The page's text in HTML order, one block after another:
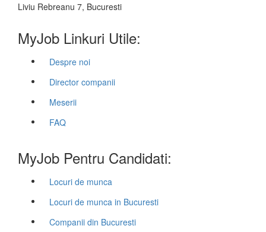
Liviu Rebreanu 7, Bucuresti
MyJob Linkuri Utile:
Despre noi
Director companii
Meserii
FAQ
MyJob Pentru Candidati:
Locuri de munca
Locuri de munca in Bucuresti
Companii din Bucuresti